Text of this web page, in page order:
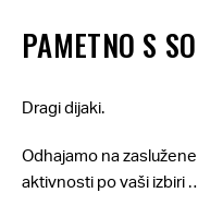
PAMETNO S
Dragi dijaki.
Odhajamo na
aktivnosti po vaši izbiri